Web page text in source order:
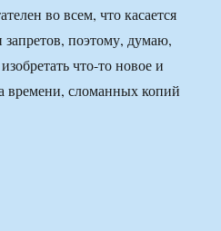
во всем, что касается
поэтому, думаю,
что-то новое и
времени, сломанных копий